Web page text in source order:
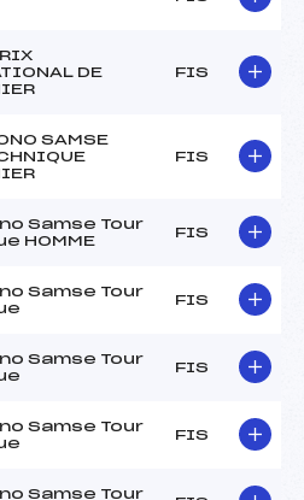
DE
FIS
SAMSE
FIS
Samse Tour
HOMME
FIS
Samse Tour
FIS
Samse Tour
FIS
Samse Tour
FIS
Samse Tour